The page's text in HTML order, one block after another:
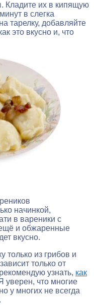
Кладите их в кипящую
в слегка
тарелку, добавляйте
это вкусно и, что
начинкой,
в вареники с
и обжаренные
вкусно.
только из грибов и
только от
узнать, как
уверен, что многие
у многих не всегда